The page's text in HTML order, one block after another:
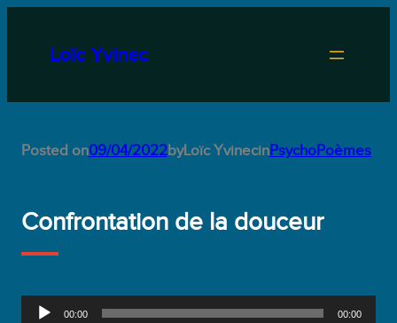
Loïc Yvinec
Posted on09/04/2022byLoïc YvinecinPsychoPoèmes
Confrontation de la douceur
00:00 00:00